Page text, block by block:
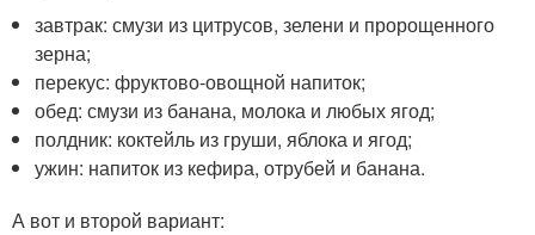
завтрак: смузи из цитрусов, зелени и пророщенного
зерна;
перекус: фруктово-овощной напиток;
обед: смузи из банана, молока и любых ягод;
полдник: коктейль из груши, яблока и ягод;
ужин: напиток из кефира, отрубей и банана.
А вот и второй вариант: